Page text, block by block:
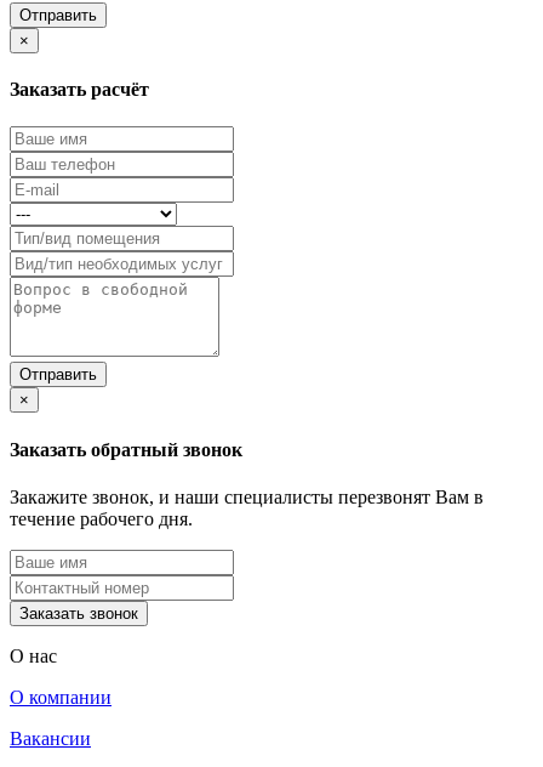
×
Заказать расчёт
×
Заказать обратный звонок
Закажите звонок, и наши специалисты перезвонят Вам в
течение рабочего дня.
О нас
О компании
Вакансии